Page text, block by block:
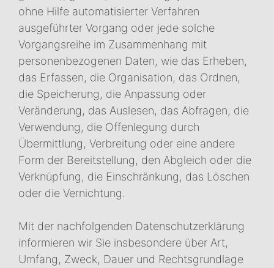
ohne Hilfe automatisierter Verfahren
ausgeführter Vorgang oder jede solche
Vorgangsreihe im Zusammenhang mit
personenbezogenen Daten, wie das Erheben,
das Erfassen, die Organisation, das Ordnen,
die Speicherung, die Anpassung oder
Veränderung, das Auslesen, das Abfragen, die
Verwendung, die Offenlegung durch
Übermittlung, Verbreitung oder eine andere
Form der Bereitstellung, den Abgleich oder die
Verknüpfung, die Einschränkung, das Löschen
oder die Vernichtung.
Mit der nachfolgenden Datenschutzerklärung
informieren wir Sie insbesondere über Art,
Umfang, Zweck, Dauer und Rechtsgrundlage